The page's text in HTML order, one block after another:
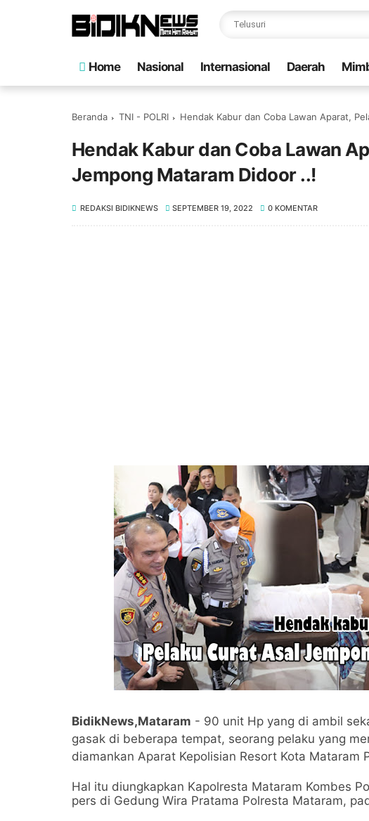
Home Nasional Internasional Daerah
Beranda TNI - POLRI Hendak Kabur dan Coba Lawan Aparat,
Hendak Kabur dan Coba Lawan
Jempong Mataram Didoor ..!
REDAKSI BIDIKNEWS SEPTEMBER 19, 2022 0 KOMENTAR
BidikNews,Mataram - 90 unit Hp yang di ambil
gasak di beberapa tempat, seorang pelaku yang
diamankan Aparat Kepolisian Resort Kota Mataram
Hal itu diungkapkan Kapolresta Mataram Kombes
pers di Gedung Wira Pratama Polresta Mataram,